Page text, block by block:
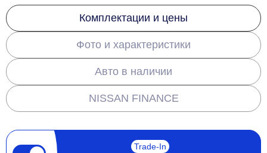
Комплектации и цены
Фото и характеристики
Авто в наличии
NISSAN FINANCE
Trade-In